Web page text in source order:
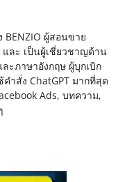
BENZIO ผู้สอนขาย
ละ เป็นผู้เชี่ยวชาญด้าน
ะภาษาอังกฤษ ผู้บุกเบิก
ำสั่ง ChatGPT มากที่สุด
Ads, บทความ,